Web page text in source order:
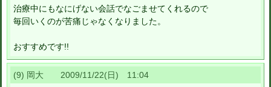
治療中にもなにげない会話でなごませてくれるので
毎回いくのが苦痛じゃなくなりました。
おすすめです!!
(9) 岡大 2009/11/22(日) 11:04